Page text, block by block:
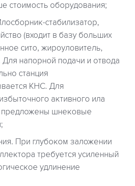
стоимость оборудования;
стабилизатор,
(входит в базу больших
сито, жироуловитель,
Для напорной подачи и отвода
станция
КНС. Для
активного ила
предложены шнековые
При глубоком заложении
требуется усиленный
удлинение